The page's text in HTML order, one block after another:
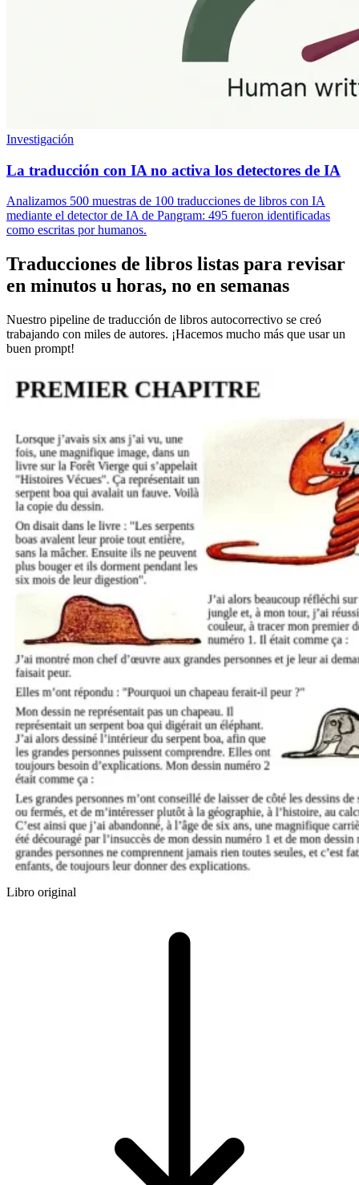
Investigación
La traducción con IA no activa los detectores de IA
Analizamos 500 muestras de 100 traducciones de libros con IA
mediante el detector de IA de Pangram: 495 fueron identificadas
como escritas por humanos.
Traducciones de libros listas para revisar
en minutos u horas, no en semanas
Nuestro pipeline de traducción de libros autocorrectivo se creó
trabajando con miles de autores. ¡Hacemos mucho más que usar un
buen prompt!
Libro original